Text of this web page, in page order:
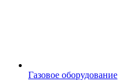
Газовое оборудование